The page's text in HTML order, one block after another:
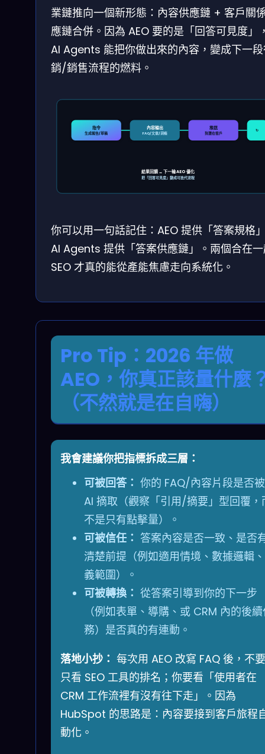
業鏈推向一個新形態：內容供應鏈 + 客戶關
應鏈合併。因為 AEO 要的是「回答可見度」
AI Agents 能把你做出來的內容，變成下一
銷/銷售流程的燃料。
指令
生成報告/草稿
內容輸出
FAQ/文章/洞察
推送
到潛在客戶
↻
結果回饋 → 下一輪 AEO 優化
把「回答可見度」變成可迭代流程
你可以用一句話記住：AEO 提供「答案規格
AI Agents 提供「答案供應鏈」。兩個合在
SEO 才真的能從產能焦慮走向系統化。
Pro Tip：2026 年做
AEO，你真正該量什麼
（不然就是在自嗨）
我會建議你把指標拆成三層：
可被回答： 你的 FAQ/內容片段是否被
AI 摘取（觀察「引用/摘要」型回覆，
不是只有點擊量）。
可被信任： 答案內容是否一致、是否
清楚前提（例如適用情境、數據邏輯
義範圍）。
可被轉換： 從答案引導到你的下一步
（例如表單、導購、或 CRM 內的後
務）是否真的有連動。
落地小抄： 每次用 AEO 改寫 FAQ 後，不要
只看 SEO 工具的排名；你要看「使用者在
CRM 工作流裡有沒有往下走」。因為
HubSpot 的思路是：內容要接到客戶旅程
動化。